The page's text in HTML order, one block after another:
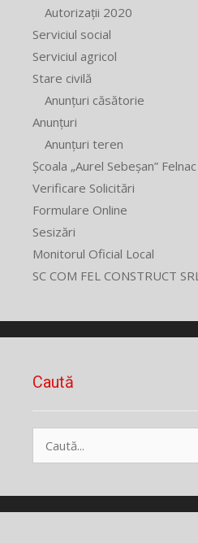
Autorizații 2020
Serviciul social
Serviciul agricol
Stare civilă
Anunțuri căsătorie
Anunțuri
Anunțuri teren
Școala „Aurel Sebeșan” Felnac
Verificare Solicitări
Formulare Online
Sesizări
Monitorul Oficial Local
SC COM FEL CONSTRUCT SRL
Caută
după: